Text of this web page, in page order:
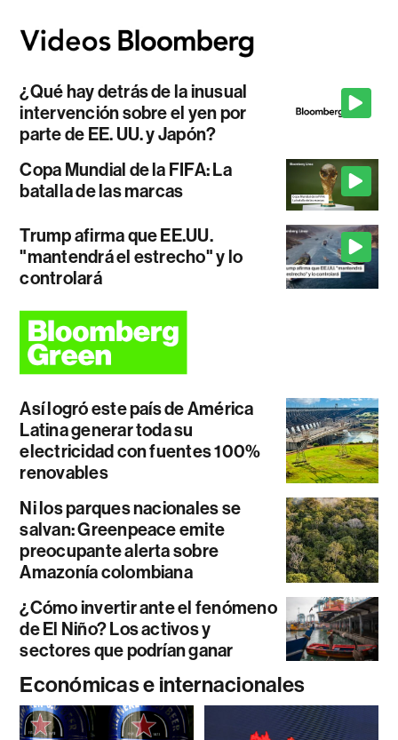
¿Qué hay detrás de la inusual
intervención sobre el yen por
parte de EE. UU. y Japón?
Copa Mundial de la FIFA: La
batalla de las marcas
Trump afirma que EE.UU.
"mantendrá el estrecho" y lo
controlará
Así logró este país de América
Latina generar toda su
electricidad con fuentes 100%
renovables
Ni los parques nacionales se
salvan: Greenpeace emite
preocupante alerta sobre
Amazonía colombiana
¿Cómo invertir ante el fenómeno
de El Niño? Los activos y
sectores que podrían ganar
Económicas e internacionales